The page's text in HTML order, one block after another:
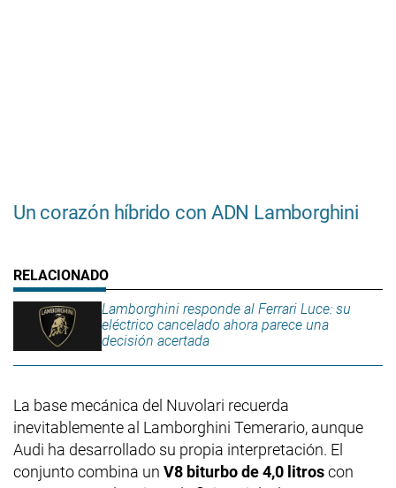
Un corazón híbrido con ADN Lamborghini
Lamborghini responde al Ferrari Luce: su
eléctrico cancelado ahora parece una
decisión acertada
La base mecánica del Nuvolari recuerda
inevitablemente al Lamborghini Temerario, aunque
Audi ha desarrollado su propia interpretación. El
conjunto combina un V8 biturbo de 4,0 litroscon